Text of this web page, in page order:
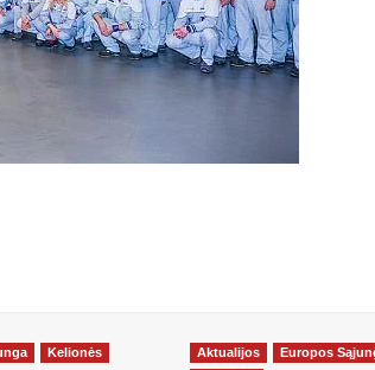
Kelionės
Aktualijos Europos